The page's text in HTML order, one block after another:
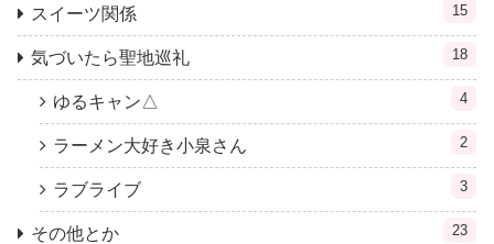
スイーツ関係 15
気づいたら聖地巡礼 18
ゆるキャン△ 4
ラーメン大好き小泉さん 2
ラブライブ 3
その他とか 23